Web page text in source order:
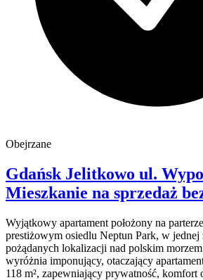
Obejrzane
Gdańsk Jelitkowo ul.
Mieszkanie na sprzedaż
Wyjątkowy apartament położony na
prestiżowym osiedlu Neptun Park, w jednej
pożądanych lokalizacji nad polskim
wyróżnia imponujący, otaczający
118 m², zapewniający prywatność,